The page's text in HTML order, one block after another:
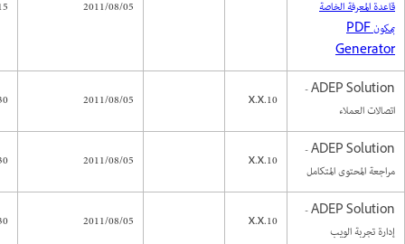
قاعدة المعرفة الخاصة
بمكون PDF
Generator
2011/08/05
ADEP Solution -
اتصالات العملاء
10.x.x
2011/08/05
ADEP Solution -
مراجعة المحتوى المتكامل
10.x.x
2011/08/05
ADEP Solution -
إدارة تجربة الويب
10.x.x
2011/08/05